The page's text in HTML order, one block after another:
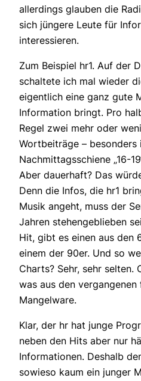
allerdings glauben die
sich jüngere Leute für
interessieren.
Zum Beispiel hr1. Auf der
schaltete ich mal wieder
eigentlich eine ganz gute
Information bringt. Pro
Regel zwei mehr oder
Wortbeiträge – besonders
Nachmittagsschiene „16-
Aber dauerhaft? Das
Denn die Infos, die hr1
Musik angeht, muss der
Jahren stehengeblieben
Hit, gibt es einen aus den
einem der 90er. Und so
Charts? Sehr, sehr selten.
was aus den vergangenen
Mangelware.
Klar, der hr hat junge
neben den Hits aber nur
Informationen. Deshalb
sowieso kaum ein junger